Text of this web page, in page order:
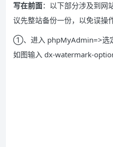
写在前面：以下部分涉及到网
议先整站备份一份，以免误操
①、进入 phpMyAdmin=>选
如图输入 dx-watermark-